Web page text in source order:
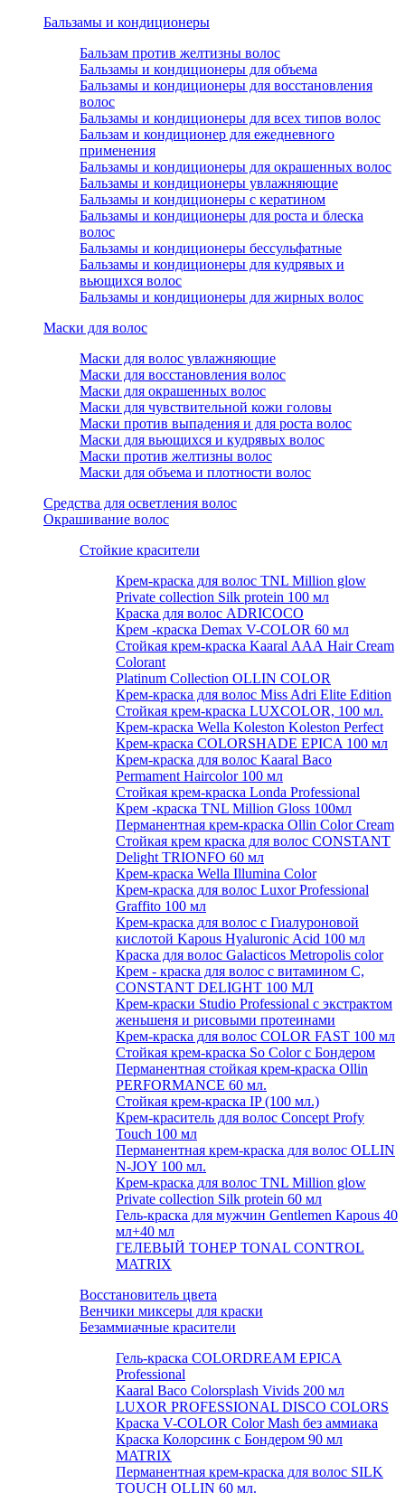
Бальзамы и кондиционеры
Бальзам против желтизны волос
Бальзамы и кондиционеры для объема
Бальзамы и кондиционеры для восстановления
волос
Бальзамы и кондиционеры для всех типов волос
Бальзам и кондиционер для ежедневного
применения
Бальзамы и кондиционеры для окрашенных волос
Бальзамы и кондиционеры увлажняющие
Бальзамы и кондиционеры с кератином
Бальзамы и кондиционеры для роста и блеска
волос
Бальзамы и кондиционеры бессульфатные
Бальзамы и кондиционеры для кудрявых и
вьющихся волос
Бальзамы и кондиционеры для жирных волос
Маски для волос
Маски для волос увлажняющие
Маски для восстановления волос
Маски для окрашенных волос
Маски для чувствительной кожи головы
Маски против выпадения и для роста волос
Маски для вьющихся и кудрявых волос
Маски против желтизны волос
Маски для объема и плотности волос
Средства для осветления волос
Окрашивание волос
Стойкие красители
Крем-краска для волос TNL Million glow
Private collection Silk protein 100 мл
Краска для волос ADRICOCO
Крем -краска Demax V-COLOR 60 мл
Стойкая крем-краска Kaaral ААА Hair Cream
Colorant
Platinum Collection OLLIN COLOR
Крем-краска для волос Miss Adri Elite Edition
Стойкая крем-краска LUXCOLOR, 100 мл.
Крем-краска Wella Koleston Koleston Perfect
Крем-краска COLORSHADE EPICA 100 мл
Крем-краска для волос Kaaral Baco
Permament Haircolor 100 мл
Стойкая крем-краска Londa Professional
Крем -краска TNL Million Gloss 100мл
Перманентная крем-краска Ollin Color Cream
Стойкая крем краска для волос CONSTANT
Delight TRIONFO 60 мл
Крем-краска Wella Illumina Color
Крем-краска для волос Luxor Professional
Graffito 100 мл
Крем-краска для волос с Гиалуроновой
кислотой Kapous Hyaluronic Acid 100 мл
Краска для волос Galacticos Metropolis color
Крем - краска для волос с витамином С,
CONSTANT DELIGHT 100 МЛ
Крем-краски Studio Professional с экстрактом
женьшеня и рисовыми протеинами
Крем-краска для волос COLOR FAST 100 мл
Стойкая крем-краска So Color с Бондером
Перманентная стойкая крем-краска Ollin
PERFORMANCE 60 мл.
Стойкая крем-краска IP (100 мл.)
Крем-краситель для волос Concept Profy
Touch 100 мл
Перманентная крем-краска для волос OLLIN
N-JOY 100 мл.
Крем-краска для волос TNL Million glow
Private collection Silk protein 60 мл
Гель-краска для мужчин Gentlemen Kapous 40
мл+40 мл
ГЕЛЕВЫЙ ТОНЕР TONAL CONTROL
MATRIX
Восстановитель цвета
Венчики миксеры для краски
Безаммиачные красители
Гель-краска COLORDREAM EPICA
Professional
Kaaral Baco Colorsplash Vivids 200 мл
LUXOR PROFESSIONAL DISCO COLORS
Краска V-COLOR Color Mash без аммиака
Краска Колорсинк с Бондером 90 мл
MATRIX
Перманентная крем-краска для волос SILK
TOUCH OLLIN 60 мл.